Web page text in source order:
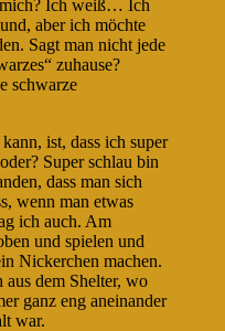
Ich weiß… Ich
aber ich möchte
Sagt man nicht jede
zuhause?
schwarze
ist, dass ich super
Super schlau bin
dass man sich
wenn man etwas
ich auch. Am
und spielen und
Nickerchen machen.
aus dem Shelter, wo
ganz eng aneinander
war.